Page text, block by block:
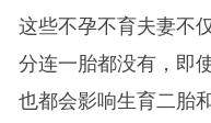
这些不孕不育夫妻不
分连一胎都没有，即
也都会影响生育二胎